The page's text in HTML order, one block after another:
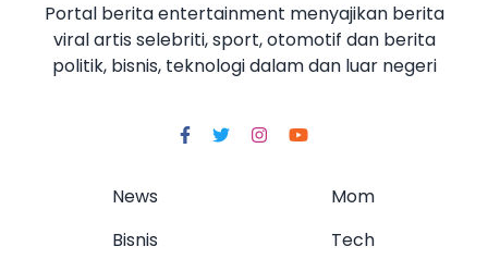
Portal berita entertainment menyajikan berita
viral artis selebriti, sport, otomotif dan berita
politik, bisnis, teknologi dalam dan luar negeri
News
Bisnis
Mom
Tech